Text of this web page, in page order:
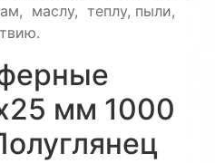
маслу, теплу, пыли,
мм 1000